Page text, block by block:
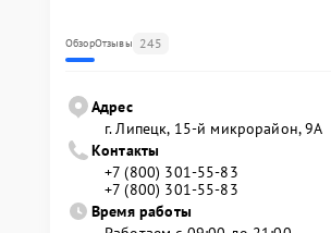
ОбзорОтзывы 245
Адрес
г. Липецк, 15-й микрорайон, 9А
Контакты
+7 (800) 301-55-83
+7 (800) 301-55-83
Время работы